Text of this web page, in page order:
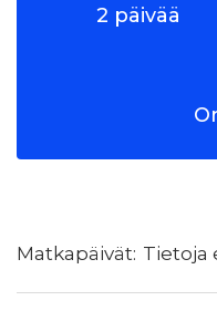
2 päivää
Tietoja